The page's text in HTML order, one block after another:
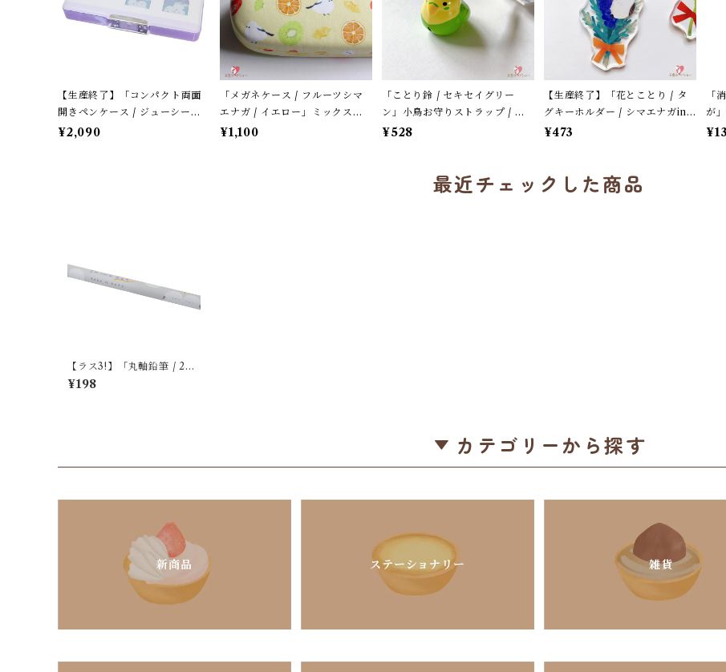
【生産終了】「コンパクト両面
開きペンケース / ジューシーな
シマエナガ」窓から覗くシマエ
¥2,090
「メガネケース / フルーツシマ
エナガ / イエロー」ミックスフ
ルーツ柄 / フレンズヒル＊パス
¥1,100
「ことり鈴 / セキセイグリー
ン」小鳥お守りストラップ / サ
ザンDSクリエイト / 黄緑色のセ
¥528
【生産終了】「花とことり / タ
グキーホルダー / シマエナガin
ラベンダー」花言葉と小鳥のア
【生産終了・在庫限り】
¥473
「
が
シ
最近チェックした商品
【ラス3!】「丸軸鉛筆 / 2B /
しまどっと / シマエナガコレ
クション / 3本組」まんま
¥198
カテゴリーから探す
新商品 ステーショナリー 雑貨